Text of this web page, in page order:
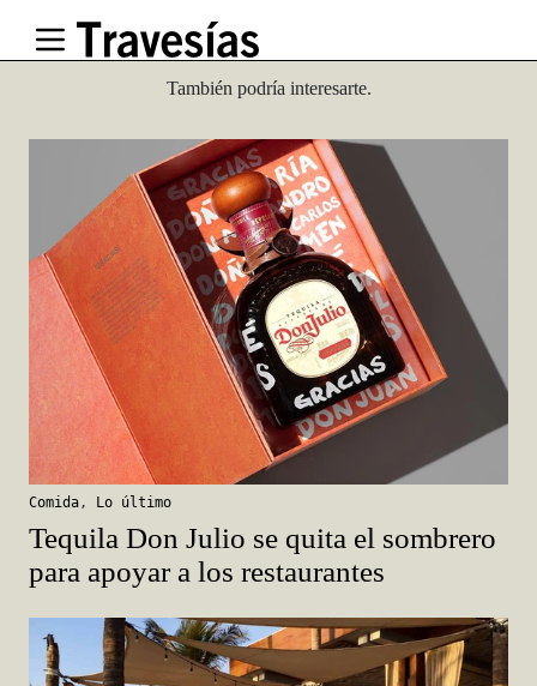
Recomienda
También podría interesarte.
Comida, Lo último
Tequila Don Julio se quita el sombrero
para apoyar a los restaurantes